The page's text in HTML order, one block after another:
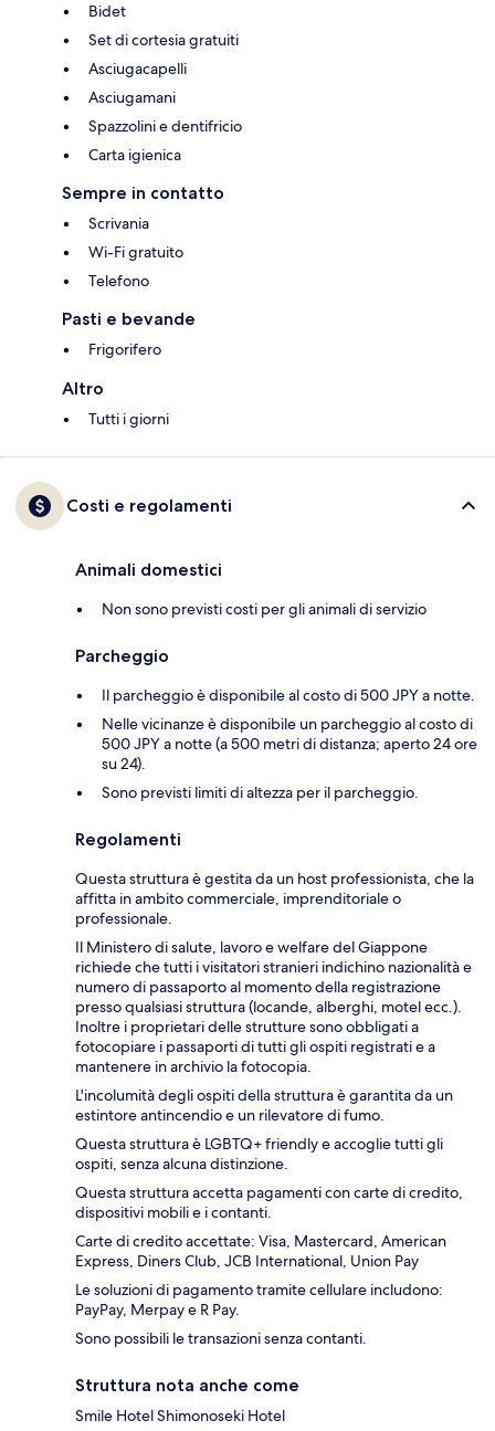
Bidet
Set di cortesia gratuiti
Asciugacapelli
Asciugamani
Spazzolini e dentifricio
Carta igienica
Sempre in contatto
Scrivania
Wi-Fi gratuito
Telefono
Pasti e bevande
Frigorifero
Altro
Tutti i giorni
Costi e regolamenti
Animali domestici
Non sono previsti costi per gli animali di servizio
Parcheggio
Il parcheggio è disponibile al costo di 500 JPY a notte.
Nelle vicinanze è disponibile un parcheggio al costo di
500 JPY a notte (a 500 metri di distanza; aperto 24 ore
su 24).
Sono previsti limiti di altezza per il parcheggio.
Regolamenti
Questa struttura è gestita da un host professionista, che la
affitta in ambito commerciale, imprenditoriale o
professionale.
Il Ministero di salute, lavoro e welfare del Giappone
richiede che tutti i visitatori stranieri indichino nazionalità e
numero di passaporto al momento della registrazione
presso qualsiasi struttura (locande, alberghi, motel ecc.).
Inoltre i proprietari delle strutture sono obbligati a
fotocopiare i passaporti di tutti gli ospiti registrati e a
mantenere in archivio la fotocopia.
L'incolumità degli ospiti della struttura è garantita da un
estintore antincendio e un rilevatore di fumo.
Questa struttura è LGBTQ+ friendly e accoglie tutti gli
ospiti, senza alcuna distinzione.
Questa struttura accetta pagamenti con carte di credito,
dispositivi mobili e i contanti.
Carte di credito accettate: Visa, Mastercard, American
Express, Diners Club, JCB International, Union Pay
Le soluzioni di pagamento tramite cellulare includono:
PayPay, Merpay e R Pay.
Sono possibili le transazioni senza contanti.
Struttura nota anche come
Smile Hotel Shimonoseki Hotel